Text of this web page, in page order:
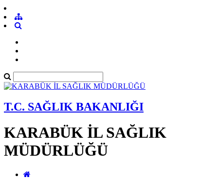
T.C. SAĞLIK BAKANLIĞI
KARABÜK İL SAĞLIK
MÜDÜRLÜĞÜ